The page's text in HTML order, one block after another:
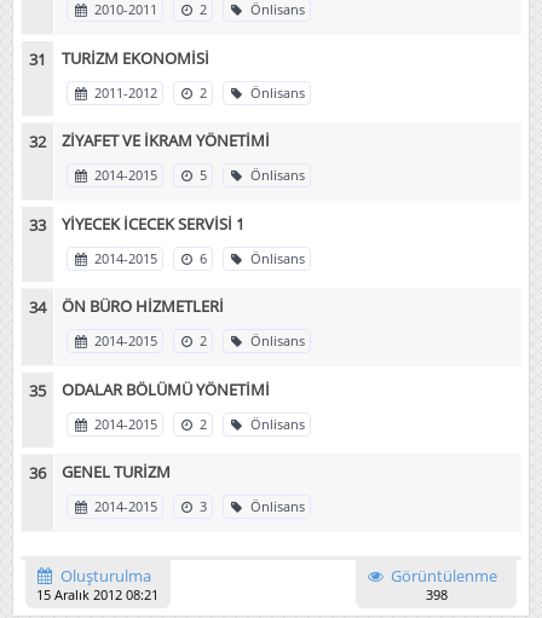
2010-2011 2 Önlisans
TURİZM EKONOMİSİ
2011-2012 2 Önlisans
ZİYAFET VE İKRAM YÖNETİMİ
2014-2015 5 Önlisans
YİYECEK İCECEK SERVİSİ 1
2014-2015 6 Önlisans
ÖN BÜRO HİZMETLERİ
2014-2015 2 Önlisans
ODALAR BÖLÜMÜ YÖNETİMİ
2014-2015 2 Önlisans
GENEL TURİZM
2014-2015 3 Önlisans
Oluşturulma
15 Aralık 2012 08:21
Görüntülenme
398